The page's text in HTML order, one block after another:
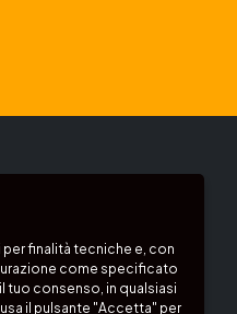
finalità tecniche e, con
come specificato
tuo consenso, in qualsiasi
il pulsante "Accetta" per